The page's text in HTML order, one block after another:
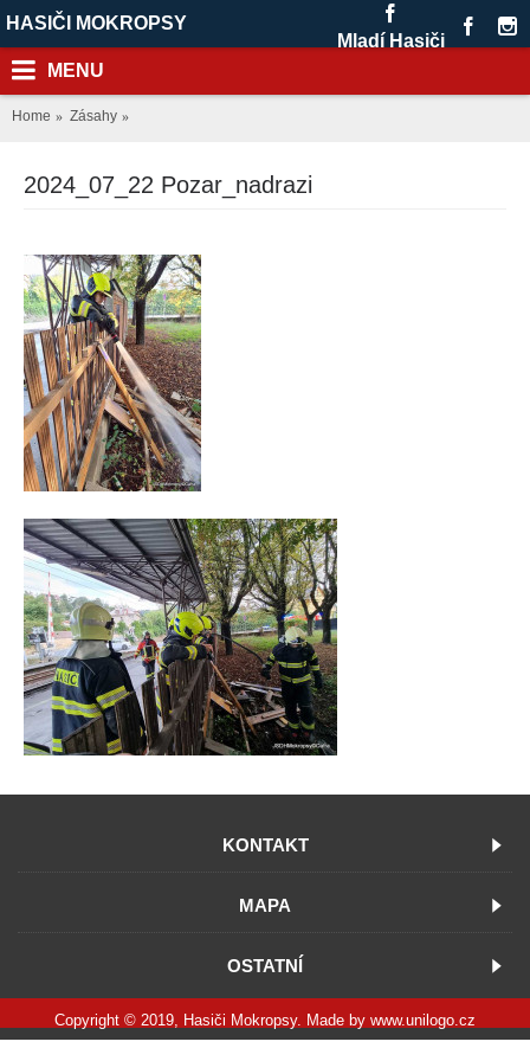
HASIČI MOKROPSY
Mladí Hasiči
MENU
Home Zásahy
2024_07_22 Pozar_nadrazi
KONTAKT
MAPA
OSTATNÍ
Copyright © 2019, Hasiči Mokropsy. Made by www.unilogo.cz